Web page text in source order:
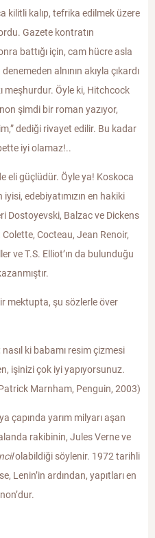
kilitli kalıp, tefrika edilmek üzere
Gazete kontratın
battığı için, cam hücre asla
alnının akıyla çıkardı
meşhurdur. Öyle ki, Hitchcock
şimdi bir roman yazıyor,
dediği rivayet edilir. Bu kadar
iyi olamaz!..
eli güçlüdür. Öyle ya! Koskoca
edebiyatımızın en hakiki
Dostoyevski, Balzac ve Dickens
Colette, Cocteau, Jean Renoir,
ve T.S. Elliot’ın da bulunduğu
mektupta, şu sözlerle över
ki babamı resim çizmesi
işinizi çok iyi yapıyorsunuz.
Marnham, Penguin, 2003)
çapında yarım milyarı aşan
rakibinin, Jules Verne ve
olabildiği söylenir. 1972 tarihli
Lenin’in ardından, yapıtları en